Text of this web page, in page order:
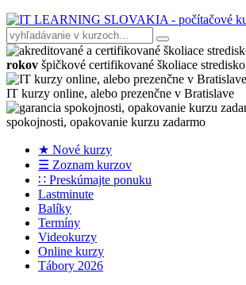
rokov špičkové certifikované školiace stredisko
IT kurzy online, alebo prezenčne v Bratislave
spokojnosti, opakovanie kurzu zadarmo
★ Nové kurzy
☰ Zoznam kurzov
∷ Preskúmajte ponuku
Lastminute
Balíky
Termíny
Videokurzy
Online kurzy
Tábory 2026